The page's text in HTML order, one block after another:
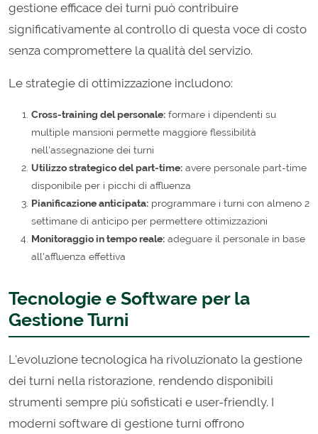
gestione efficace dei turni può contribuire
significativamente al controllo di questa voce di costo
senza compromettere la qualità del servizio.
Le strategie di ottimizzazione includono:
Cross-training del personale: formare i dipendenti su
multiple mansioni permette maggiore flessibilità
nell'assegnazione dei turni
Utilizzo strategico del part-time: avere personale part-time
disponibile per i picchi di affluenza
Pianificazione anticipata: programmare i turni con almeno 2
settimane di anticipo per permettere ottimizzazioni
Monitoraggio in tempo reale: adeguare il personale in base
all'affluenza effettiva
Tecnologie e Software per la
Gestione Turni
L'evoluzione tecnologica ha rivoluzionato la gestione
dei turni nella ristorazione, rendendo disponibili
strumenti sempre più sofisticati e user-friendly. I
moderni software di gestione turni offrono